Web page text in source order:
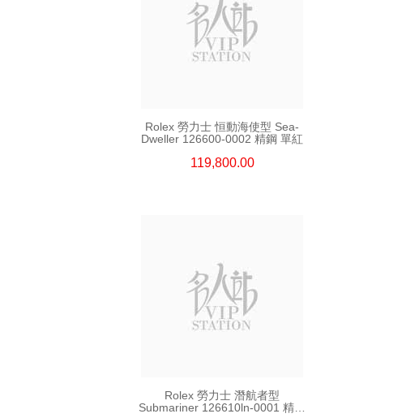
Rolex 勞力士 恒動海使型 Sea-
Dweller 126600-0002 精鋼 單紅
119,800.00
Rolex 勞力士 潛航者型
Submariner 126610ln-0001 精鋼